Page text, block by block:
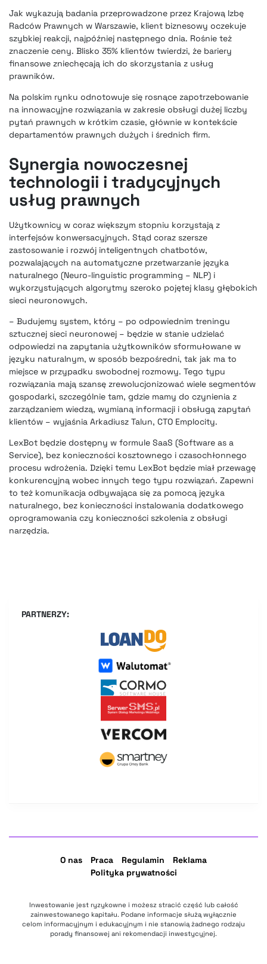
Jak wykazują badania przeprowadzone przez Krajową Izbę
Radców Prawnych w Warszawie, klient biznesowy oczekuje
szybkiej reakcji, najpóźniej następnego dnia. Rośnie też
znaczenie ceny. Blisko 35% klientów twierdzi, że bariery
finansowe zniechęcają ich do skorzystania z usług
prawników.
Na polskim rynku odnotowuje się rosnące zapotrzebowanie
na innowacyjne rozwiązania w zakresie obsługi dużej liczby
pytań prawnych w krótkim czasie, głównie w kontekście
departamentów prawnych dużych i średnich firm.
Synergia nowoczesnej
technologii i tradycyjnych
usług prawnych
Użytkownicy w coraz większym stopniu korzystają z
interfejsów konwersacyjnych. Stąd coraz szersze
zastosowanie i rozwój inteligentnych chatbotów,
pozwalających na automatyczne przetwarzanie języka
naturalnego (Neuro-linguistic programming – NLP) i
wykorzystujących algorytmy szeroko pojętej klasy głębokich
sieci neuronowych.
– Budujemy system, który – po odpowiednim treningu
sztucznej sieci neuronowej – będzie w stanie udzielać
odpowiedzi na zapytania użytkowników sformułowane w
języku naturalnym, w sposób bezpośredni, tak jak ma to
miejsce w przypadku swobodnej rozmowy. Tego typu
rozwiązania mają szansę zrewolucjonizować wiele segmentów
gospodarki, szczególnie tam, gdzie mamy do czynienia z
zarządzaniem wiedzą, wymianą informacji i obsługą zapytań
klientów – wyjaśnia Arkadiusz Talun, CTO Emplocity.
LexBot będzie dostępny w formule SaaS (Software as a
Service), bez konieczności kosztownego i czasochłonnego
procesu wdrożenia. Dzięki temu LexBot będzie miał przewagę
konkurencyjną wobec innych tego typu rozwiązań. Zapewni
to też komunikacja odbywająca się za pomocą języka
naturalnego, bez konieczności instalowania dodatkowego
oprogramowania czy konieczności szkolenia z obsługi
narzędzia.
PARTNERZY:
O nas Praca Regulamin
Reklama
Polityka prywatności
Inwestowanie jest ryzykowne i możesz stracić część lub całość
zainwestowanego kapitału. Podane informacje służą wyłącznie
celom informacyjnym i edukacyjnym i nie stanowią żadnego rodzaju
porady finansowej ani rekomendacji inwestycyjnej.